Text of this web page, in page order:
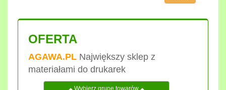
OFERTA
AGAWA.PL Największy sklep z
materiałami do drukarek
Wybierz grupę towarów